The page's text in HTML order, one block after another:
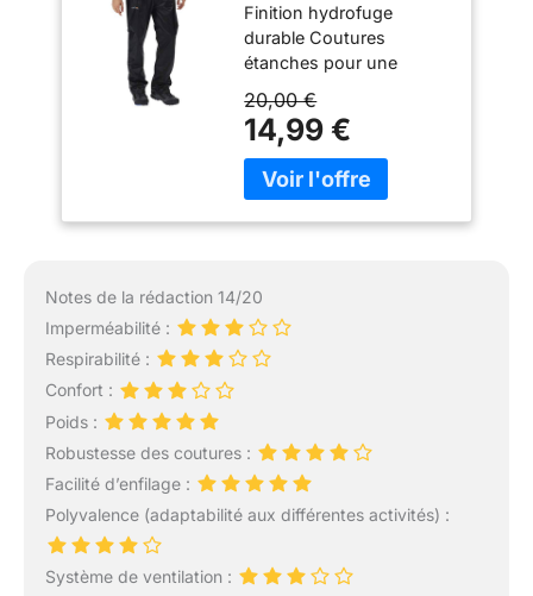
Stormbreak pour
Homme, léger et
Respirant,
Protection Contre la
Pluie
Finition hydrofuge
durable Coutures
étanches pour une
complète Non doublé
taille élastiquée 2
ouvertures de poches
latérales
20,00 €
14,99 €
Notes de la rédaction 14/20
Imperméabilité :
Respirabilité :
Confort :
Poids :
Robustesse des coutures :
Facilité d’enfilage :
Polyvalence (adaptabilité aux différentes activités) :
Système de ventilation :